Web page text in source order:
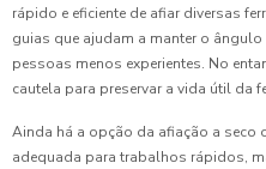
rápido e eficiente de afiar diversas
guias que ajudam a manter o
pessoas menos experientes. No
cautela para preservar a vida útil da
Ainda há a opção da afiação a seco
adequada para trabalhos rápidos,